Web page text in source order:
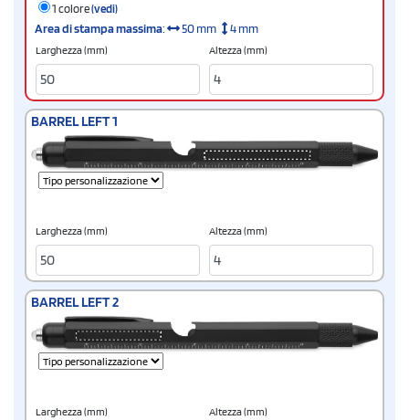
1 colore(vedi)
Area di stampa massima: 50 mm 4 mm
Larghezza (mm) Altezza (mm)
BARREL LEFT 1
Larghezza (mm) Altezza (mm)
BARREL LEFT 2
Larghezza (mm) Altezza (mm)